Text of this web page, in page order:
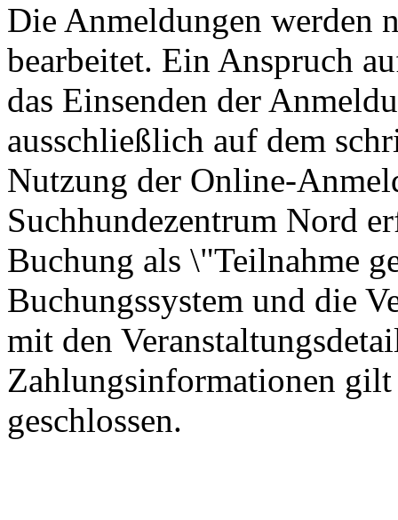
Die Anmeldungen werden
bearbeitet. Ein Anspruch
das Einsenden der
ausschließlich auf dem
Nutzung der Online-
Suchhundezentrum Nord
Buchung als \"Teilnahme
Buchungssystem und die
mit den
Zahlungsinformationen
geschlossen.